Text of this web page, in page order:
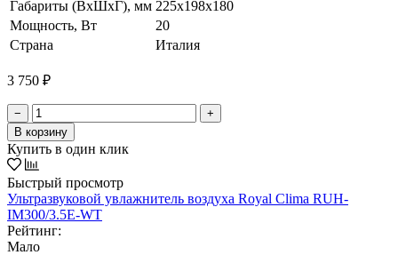
Габариты (ВхШхГ), мм 225x198x180
Мощность, Вт
20
Страна
Италия
3 750 ₽
−
+
В корзину
Купить в один клик
Быстрый просмотр
Ультразвуковой увлажнитель воздуха Royal Clima RUH-
IM300/3.5E-WT
Рейтинг:
Мало